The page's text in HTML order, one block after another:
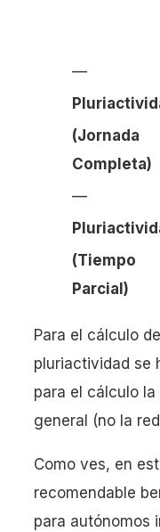
—
(Jornada
Completa)
—
(Tiempo
Parcial)
Para el cálculo
pluriactividad se
para el cálculo
general (no la
Como ves, en
recomendable
para autónomos